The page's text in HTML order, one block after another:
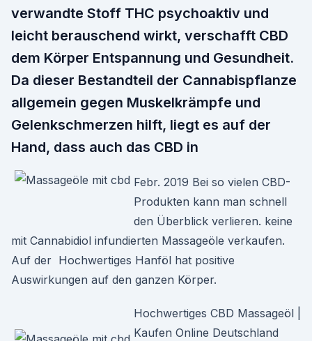
verwandte Stoff THC psychoaktiv und
leicht berauschend wirkt, verschafft CBD
dem Körper Entspannung und Gesundheit.
Da dieser Bestandteil der Cannabispflanze
allgemein gegen Muskelkrämpfe und
Gelenkschmerzen hilft, liegt es auf der
Hand, dass auch das CBD in
Febr. 2019 Bei so vielen CBD-
Produkten kann man schnell
den Überblick verlieren. keine
mit Cannabidiol infundierten Massageöle verkaufen.
Auf der Hochwertiges Hanföl hat positive
Auswirkungen auf den ganzen Körper.
Hochwertiges CBD Massageöl |
Kaufen Online Deutschland